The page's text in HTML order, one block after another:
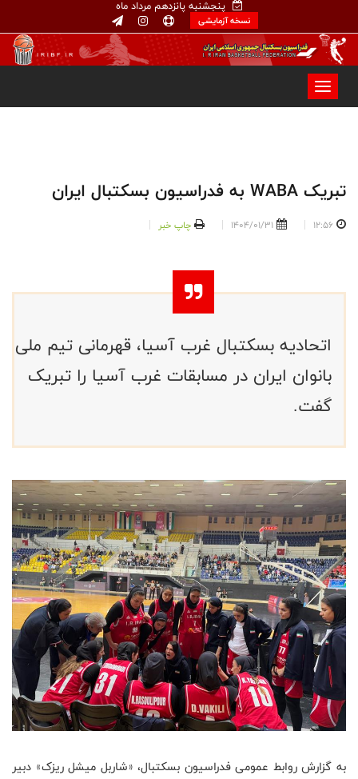
پنجشنبه پانزدهم مرداد ماه
نسخه آزمایشی
تبریک WABA به فدراسیون بسکتبال ایران
12:56
1404/01/31 چاپ خبر
اتحادیه بسکتبال غرب آسیا، قهرمانی تیم ملی
بانوان ایران در مسابقات غرب آسیا را تبریک
گفت.
به گزارش روابط عمومی فدراسیون بسکتبال، «شاربل میشل ریزک» دبیر